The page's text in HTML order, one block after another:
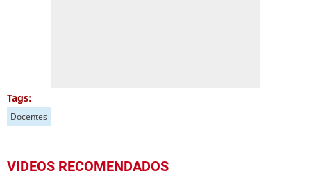
Tags:
Docentes
VIDEOS RECOMENDADOS